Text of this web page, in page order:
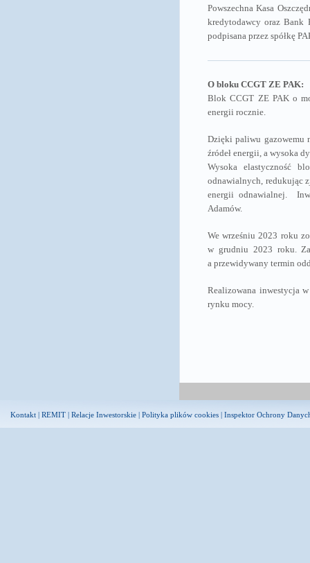
Powszechna Kasa
kredytodawcy oraz Bank
podpisana przez spółkę
O bloku CCGT ZE PAK:
Blok CCGT ZE PAK o
energii rocznie.
Dzięki paliwu gazowemu
źródeł energii, a wysoka
Wysoka elastyczność
odnawialnych, redukując
energii odnawialnej.
Adamów.
We wrześniu 2023 roku
w grudniu 2023 roku.
a przewidywany termin
Realizowana inwestycja
rynku mocy.
Kontakt | REMIT | Relacje Inwestorskie | Polityka plików cookies | Inspektor Ochrony